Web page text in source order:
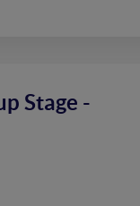
Stage -